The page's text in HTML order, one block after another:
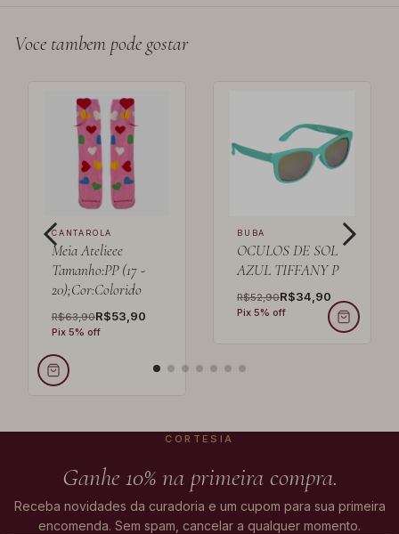
Voce tambem pode gostar
CANTAROLA
Meia Atelieee
Tamanho:PP (17 -
20);Cor:Colorido
R$63,90R$53,90
Pix 5% off
BUBA
OCULOS DE SOL
AZUL TIFFANY P
R$52,90R$34,90
Pix 5% off
CORTESIA
Ganhe 10% na primeira compra.
Receba novidades da curadoria e um cupom para sua primeira
encomenda. Sem spam, cancelar a qualquer momento.